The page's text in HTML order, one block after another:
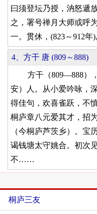
曰须登坛乃授，汭怒遞
之，署号禅月大师或呼
一。贯休，(823～912
4、方干 唐 (809～888)
方干（809—888），
安）人。从小爱吟咏，
得佳句，欢喜雀跃，不
桐庐章八元爱其才，招
（今桐庐芦茨乡）。宝
谒钱塘太守姚合。初次
不……
桐庐三友